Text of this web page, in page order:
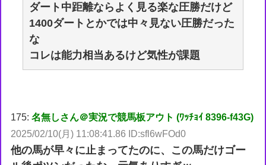
ダート中距離ならよく見る楽な圧勝だけど
1400ダートとかでは中々見ない圧勝だった
な
コレは能力相当あるけど気性が課題
175:名無しさん＠実況で競馬板アウト (ﾜｯﾁｮｲ 8396-f43G)
2025/02/10(月) 11:08:41.86 ID:sfl6wFOd0
他の馬が早々に止まってたのに、この馬だけゴー